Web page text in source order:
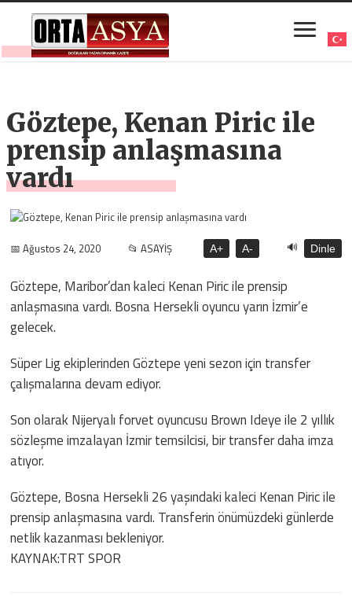
Göztepe, Kenan Piric ile
prensip anlaşmasına
vardı
📅 Ağustos 24, 2020 📂 ASAYİŞ A+ A- 🔊 Dinle
Göztepe, Maribor’dan kaleci Kenan Piric ile prensip
anlaşmasına vardı. Bosna Hersekli oyuncu yarın İzmir’e
gelecek.
Süper Lig ekiplerinden Göztepe yeni sezon için transfer
çalışmalarına devam ediyor.
Son olarak Nijeryalı forvet oyuncusu Brown Ideye ile 2 yıllık
sözleşme imzalayan İzmir temsilcisi, bir transfer daha imza
atıyor.
Göztepe, Bosna Hersekli 26 yaşındaki kaleci Kenan Piric ile
prensip anlaşmasına vardı. Transferin önümüzdeki günlerde
netlik kazanması bekleniyor.
KAYNAK:TRT SPOR